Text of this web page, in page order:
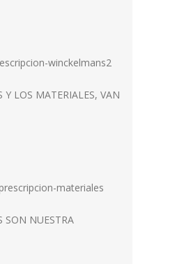
Y LOS MATERIALES, VAN
SON NUESTRA